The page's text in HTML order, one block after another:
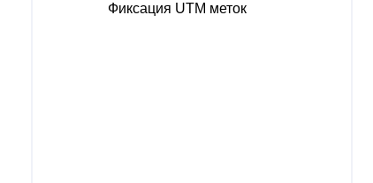
Фиксация UTM меток